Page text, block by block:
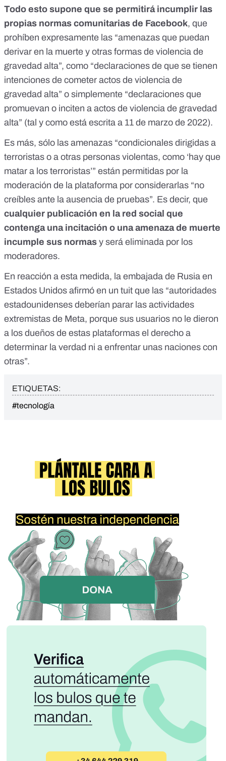
Todo esto supone que se permitirá incumplir las
propias normas comunitarias de Facebook, que
prohíben expresamente las “amenazas que puedan
derivar en la muerte y otras formas de violencia de
gravedad alta”, como “declaraciones de que se tienen
intenciones de cometer actos de violencia de
gravedad alta” o simplemente “declaraciones que
promuevan o inciten a actos de violencia de gravedad
alta” (tal y como está escrita a 11 de marzo de 2022).
Es más, sólo las amenazas “condicionales dirigidas a
terroristas o a otras personas violentas, como ‘hay que
matar a los terroristas’” están permitidas por la
moderación de la plataforma por considerarlas “no
creíbles ante la ausencia de pruebas”. Es decir, que
cualquier publicación en la red social que
contenga una incitación o una amenaza de muerte
incumple sus normas y será eliminada por los
moderadores.
En reacción a esta medida, la embajada de Rusia en
Estados Unidos afirmó en un tuit que las “autoridades
estadounidenses deberían parar las actividades
extremistas de Meta, porque sus usuarios no le dieron
a los dueños de estas plataformas el derecho a
determinar la verdad ni a enfrentar unas naciones con
otras”.
ETIQUETAS:
#tecnología